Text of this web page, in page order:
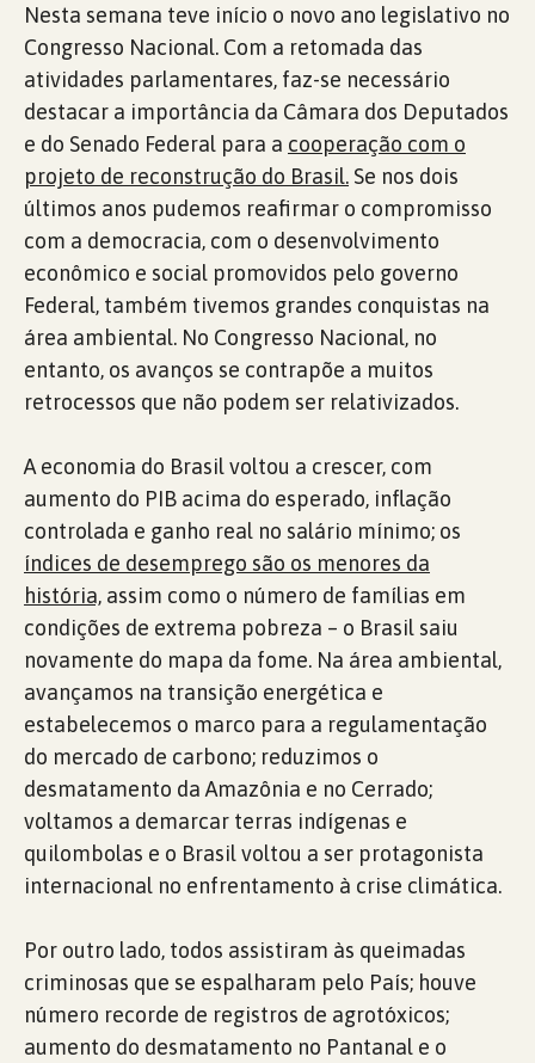
Nesta semana teve início o novo ano legislativo no
Congresso Nacional. Com a retomada das
atividades parlamentares, faz-se necessário
destacar a importância da Câmara dos Deputados
e do Senado Federal para a cooperação com o
projeto de reconstrução do Brasil. Se nos dois
últimos anos pudemos reafirmar o compromisso
com a democracia, com o desenvolvimento
econômico e social promovidos pelo governo
Federal, também tivemos grandes conquistas na
área ambiental. No Congresso Nacional, no
entanto, os avanços se contrapõe a muitos
retrocessos que não podem ser relativizados.
A economia do Brasil voltou a crescer, com
aumento do PIB acima do esperado, inflação
controlada e ganho real no salário mínimo; os
índices de desemprego são os menores da
história, assim como o número de famílias em
condições de extrema pobreza – o Brasil saiu
novamente do mapa da fome. Na área ambiental,
avançamos na transição energética e
estabelecemos o marco para a regulamentação
do mercado de carbono; reduzimos o
desmatamento da Amazônia e no Cerrado;
voltamos a demarcar terras indígenas e
quilombolas e o Brasil voltou a ser protagonista
internacional no enfrentamento à crise climática.
Por outro lado, todos assistiram às queimadas
criminosas que se espalharam pelo País; houve
número recorde de registros de agrotóxicos;
aumento do desmatamento no Pantanal e o